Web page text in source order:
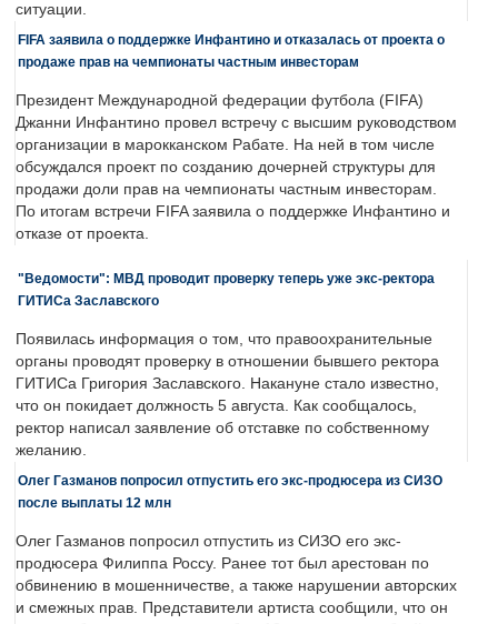
ситуации.
FIFA заявила о поддержке Инфантино и отказалась от проекта о
продаже прав на чемпионаты частным инвесторам
Президент Международной федерации футбола (FIFA)
Джанни Инфантино провел встречу с высшим руководством
организации в марокканском Рабате. На ней в том числе
обсуждался проект по созданию дочерней структуры для
продажи доли прав на чемпионаты частным инвесторам.
По итогам встречи FIFA заявила о поддержке Инфантино и
отказе от проекта.
"Ведомости": МВД проводит проверку теперь уже экс-ректора
ГИТИСа Заславского
Появилась информация о том, что правоохранительные
органы проводят проверку в отношении бывшего ректора
ГИТИСа Григория Заславского. Накануне стало известно,
что он покидает должность 5 августа. Как сообщалось,
ректор написал заявление об отставке по собственному
желанию.
Олег Газманов попросил отпустить его экс-продюсера из СИЗО
после выплаты 12 млн
Олег Газманов попросил отпустить из СИЗО его экс-
продюсера Филиппа Россу. Ранее тот был арестован по
обвинению в мошенничестве, а также нарушении авторских
и смежных прав. Представители артиста сообщили, что он